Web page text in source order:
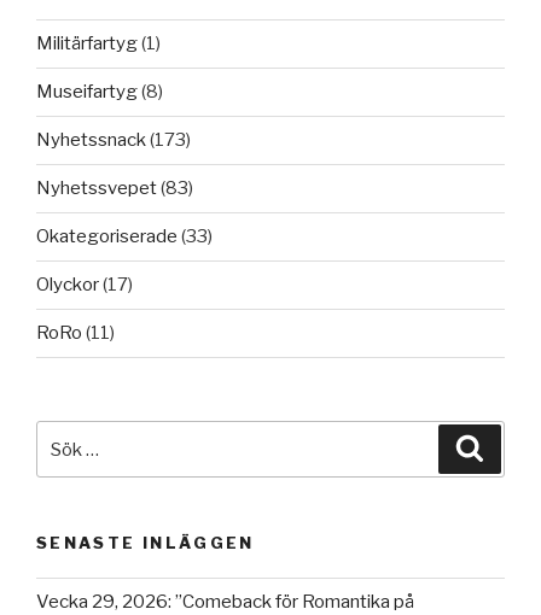
Militärfartyg(1)
Museifartyg(8)
Nyhetssnack(173)
Nyhetssvepet(83)
Okategoriserade (33)
Olyckor(17)
RoRo (11)
SENASTE INLÄGGEN
Vecka 29, 2026: ”Comeback för Romantika på